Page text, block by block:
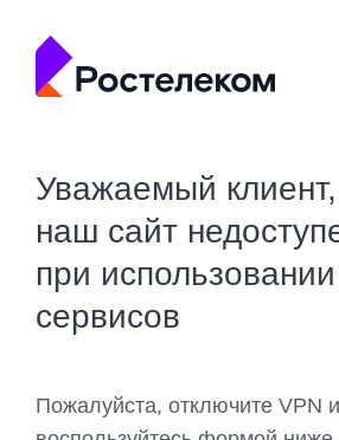
Уважаемый клиент,
наш сайт
при
сервисов
Пожалуйста, отключите VPN